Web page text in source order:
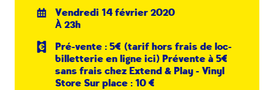
Vendredi 14 février 2020
À 23h
Pré-vente : 5€ (tarif hors frais de loc-
billetterie en ligne ici) Prévente à 5€
sans frais chez Extend & Play - Vinyl
Store Sur place : 10 €